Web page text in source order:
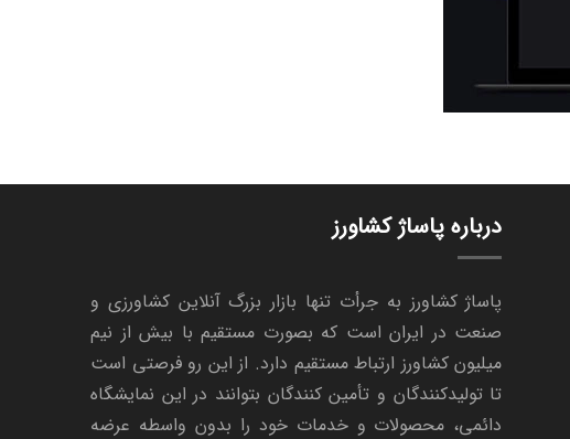
درباره پاساژ کشاورز
پاساژ کشاورز به جرأت تنها بازار بزرگ آنلاین کشاورزی و
صنعت در ایران است که بصورت مستقیم با بیش از نیم
میلیون کشاورز ارتباط مستقیم دارد. از این رو فرصتی است
تا تولیدکنندگان و تأمین کنندگان بتوانند در این نمایشگاه
دائمی، محصولات و خدمات خود را بدون واسطه عرضه